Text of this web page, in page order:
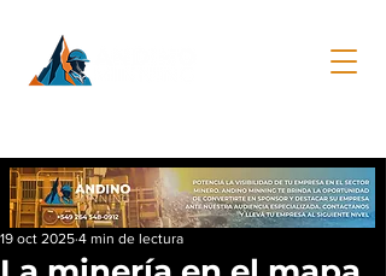
19 oct 2025 4 min de lectura